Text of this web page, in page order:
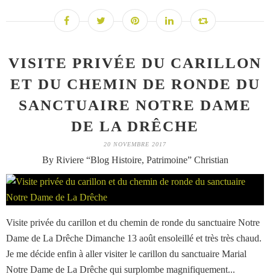
VISITE PRIVÉE DU CARILLON
ET DU CHEMIN DE RONDE DU
SANCTUAIRE NOTRE DAME
DE LA DRÊCHE
20 NOVEMBRE 2017
By Riviere “Blog Histoire, Patrimoine” Christian
Visite privée du carillon et du chemin de ronde du sanctuaire Notre
Dame de La Drêche Dimanche 13 août ensoleillé et très très chaud.
Je me décide enfin à aller visiter le carillon du sanctuaire Marial
Notre Dame de La Drêche qui surplombe magnifiquement...